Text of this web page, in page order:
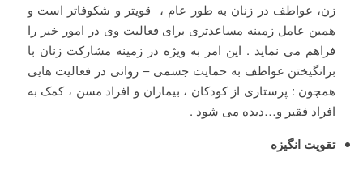
زن، عواطف‌ در زنان به طور عام ، قویتر و شکوفاتر است‌ و
همین عامل زمینه مساعدتری برای فعالیت وی در امور خیر را
فراهم می نماید . این امر به ویژه در زمینه مشارکت زنان با
برانگیختن عواطف به حمایت جسمی – روانی در فعالیت هایی
همچون : پرستاری از کودکان ، بیماران و افراد مسن ، کمک به
افراد فقیر و…دیده می شود .
تقویت انگیزه